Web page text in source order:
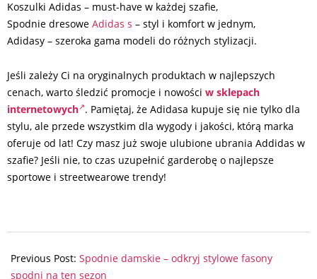
Koszulki Adidas – must-have w każdej szafie,
Spodnie dresowe Adidas s – styl i komfort w jednym,
Adidasy – szeroka gama modeli do różnych stylizacji.
Jeśli zależy Ci na oryginalnych produktach w najlepszych
cenach, warto śledzić promocje i nowości w sklepach
internetowych . Pamiętaj, że Adidasa kupuje się nie tylko dla
stylu, ale przede wszystkim dla wygody i jakości, którą marka
oferuje od lat! Czy masz już swoje ulubione ubrania Addidas w
szafie? Jeśli nie, to czas uzupełnić garderobę o najlepsze
sportowe i streetwearowe trendy!
02-
13
Previous Post: Spodnie damskie – odkryj stylowe fasony
spodni na ten sezon